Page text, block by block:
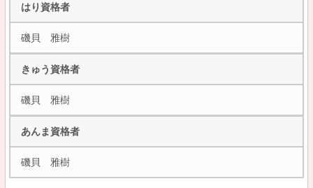
はり資格者
磯貝 雅樹
きゅう資格者
磯貝 雅樹
あんま資格者
磯貝 雅樹